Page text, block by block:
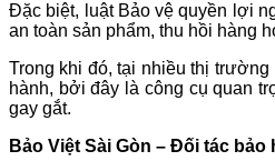
Đặc biệt, luật Bảo vệ quyền lợi
an toàn sản phẩm, thu hồi hàng
Trong khi đó, tại nhiều thị
hành, bởi đây là công cụ quan
gay gắt.
Bảo Việt Sài Gòn – Đối tác